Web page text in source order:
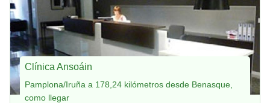
Clínica Ansoáin
Pamplona/Iruña a 178,24 kilómetros desde Benasque,
como llegar